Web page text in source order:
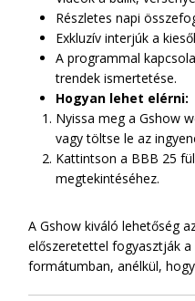
Részletes napi
Exkluzív interjúk a
A programmal
trendek ismertetése.
Hogyan lehet elérni:
Nyissa meg a Gshow
vagy töltse le az
Kattintson a BBB 25
megtekintéséhez.
A Gshow kiváló lehetőség
előszeretettel fogyasztják
formátumban, anélkül,